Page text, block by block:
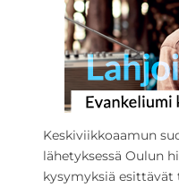
Keskiviikkoaamun
lähetyksessä Oulun
kysymyksiä